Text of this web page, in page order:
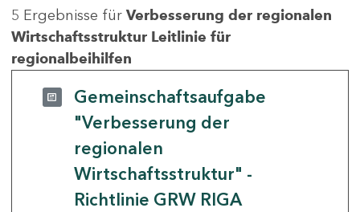
5 Ergebnisse für Verbesserung der regionalen
Wirtschaftsstruktur Leitlinie für
regionalbeihilfen
Gemeinschaftsaufgabe
"Verbesserung der
regionalen
Wirtschaftsstruktur" -
Richtlinie GRW RIGA